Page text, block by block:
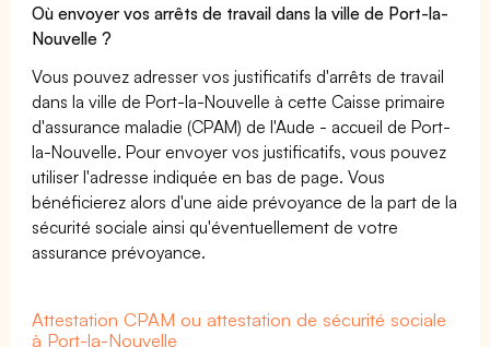
Où envoyer vos arrêts de travail dans la ville de Port-la-
Nouvelle ?
Vous pouvez adresser vos justificatifs d'arrêts de travail
dans la ville de Port-la-Nouvelle à cette Caisse primaire
d'assurance maladie (CPAM) de l'Aude - accueil de Port-
la-Nouvelle. Pour envoyer vos justificatifs, vous pouvez
utiliser l'adresse indiquée en bas de page. Vous
bénéficierez alors d'une aide prévoyance de la part de la
sécurité sociale ainsi qu'éventuellement de votre
assurance prévoyance.
Attestation CPAM ou attestation de sécurité sociale
à Port-la-Nouvelle